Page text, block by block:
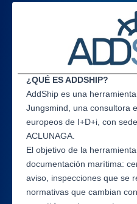
¿QUÉ ES ADDSHIP?
AddShip es una
Jungsmind, una consultora
europeos de I+D+i, con
ACLUNAGA.
El objetivo de la
documentación marítima:
aviso, inspecciones que se
normativas que cambian